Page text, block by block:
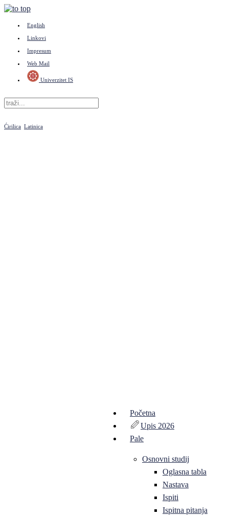
English
Linkovi
Impresum
Web Mail
Univerzitet IS
Ćirilica Latinica
Početna
Upis 2026
Pale
Osnovni studij
Oglasna tabla
Nastava
Ispiti
Ispitna pitanja